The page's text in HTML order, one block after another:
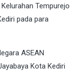
Tempurejo
pada para
ASEAN
Kota Kediri